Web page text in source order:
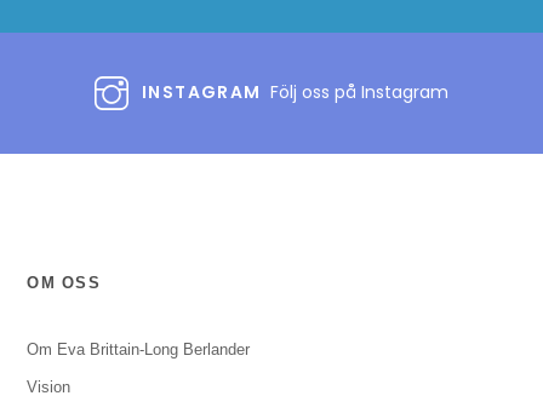
INSTAGRAM Följ oss på Instagram
OM OSS
Om Eva Brittain-Long Berlander
Vision